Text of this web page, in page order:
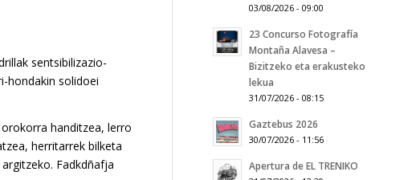
sentsibilizazio-
hondakin solidoei
handitzea, lerro
herritarrek bilketa
Fadkdñafja
03/08/2026 - 09:00
23 Concurso Fotografía
Montaña Alavesa –
Bizitzeko eta erakusteko
lekua
31/07/2026 - 08:15
Gaztebus 2026
30/07/2026 - 11:56
Apertura de EL TRENIKO